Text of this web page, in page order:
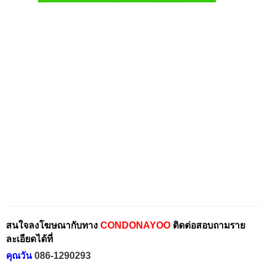
สนใจลงโฆษณากับทาง CONDONAYOO ติดต่อสอบถามราย
ละเอียดได้ที่
คุณวัน 086-1290293